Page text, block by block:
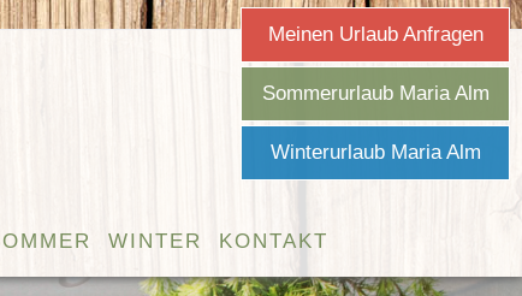
WINTER KONTAKT
Meinen Urlaub Anfragen
Sommerurlaub Maria Alm
Winterurlaub Maria Alm